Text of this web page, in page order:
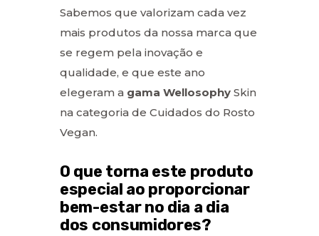
Sabemos que valorizam cada vez
mais produtos da nossa marca que
se regem pela inovação e
qualidade, e que este ano
elegeram a gama Wellosophy Skin
na categoria de Cuidados do Rosto
Vegan.
O que torna este produto
especial ao proporcionar
bem-estar no dia a dia
dos consumidores?